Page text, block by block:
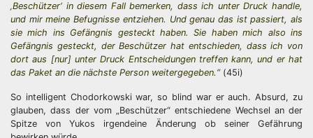
‚Beschützer‘ in diesem Fall bemerken, dass ich unter Druck handle,
und mir meine Befugnisse entziehen. Und genau das ist passiert, als
sie mich ins Gefängnis gesteckt haben. Sie haben mich also ins
Gefängnis gesteckt, der Beschützer hat entschieden, dass ich von
dort aus [nur] unter Druck Entscheidungen treffen kann, und er hat
das Paket an die nächste Person weitergegeben.“(45i)
So intelligent Chodorkowski war, so blind war er auch. Absurd, zu
glauben, dass der vom „Beschützer“ entschiedene Wechsel an der
Spitze von Yukos irgendeine Änderung ob seiner Gefährung